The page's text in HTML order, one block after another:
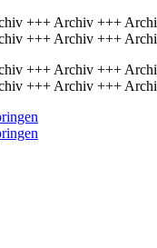
+++ Archiv +++
+++ Archiv +++
+++ Archiv +++
+++ Archiv +++